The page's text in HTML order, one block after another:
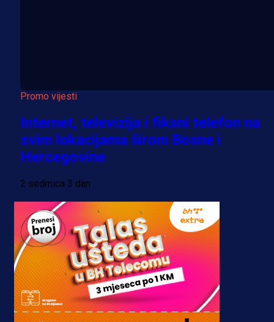
Promo vijesti
Internet, televizija i fiksni telefon na
svim lokacijama širom Bosne i
Hercegovine
2 sedmica 3 dan